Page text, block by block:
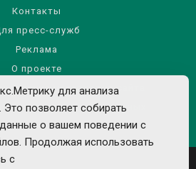
Контакты
пресс-служб
Реклама
О проекте
материалов сайта
персональных данных
для анализа
позволяет собирать
о вашем поведении с
Продолжая использовать
с